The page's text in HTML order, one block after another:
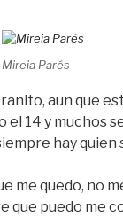
Mireia Parés
aun que
el 14 y muchos
hay quien
me quedo, no
que puedo me